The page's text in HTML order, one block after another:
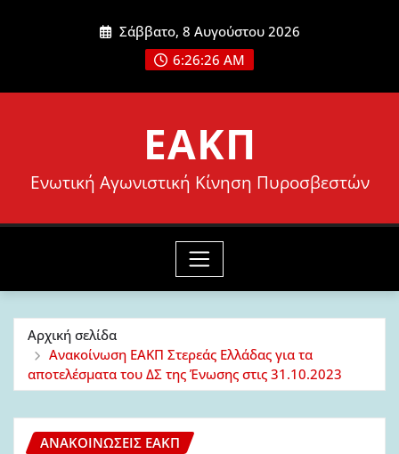
Σάββατο, 8 Αυγούστου 2026
6:26:27 AM
ΕΑΚΠ
Ενωτική Αγωνιστική Κίνηση Πυροσβεστών
Αρχική σελίδα
Ανακοίνωση ΕΑΚΠ Στερεάς Ελλάδας για τα
αποτελέσματα του ΔΣ της Ένωσης στις 31.10.2023
ΑΝΑΚΟΙΝΏΣΕΙΣ ΕΑΚΠ